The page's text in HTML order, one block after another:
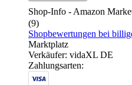
Shop-Info - Amazon
(9)
Shopbewertungen bei
Marktplatz
Verkäufer: vidaXL DE
Zahlungsarten: